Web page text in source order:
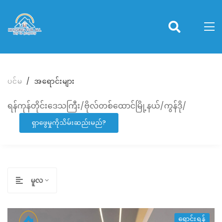
ပင်မ အရောင်းများ
ရန်ကုန်တိုင်းဒေသကြီး/ဗိုလ်တစ်ထောင်မြို့နယ်/ကွန်ဒို/
ရှာဖွေမှုကိုသိမ်းဆည်းမည်?
မူလ
ရောင်းရန်